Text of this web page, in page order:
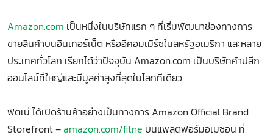
Amazon.com เป็นหนึ่งในบริษัทแรก ๆ ที่เริ่มพัฒนาช่องทางการ
ขายสินค้าบนอินเทอร์เน็ต หรืออีคอมเมิร์ซในสหรัฐอเมริกา และหลาย
ประเทศทั่วโลก เรียกได้ว่าปัจจุบัน Amazon.com เป็นบริษัทค้าปลีก
ออนไลน์ที่ใหญ่และมีมูลค่าสูงที่สุดในโลกทีเดียว
ฟิตเน่ ได้เปิดร้านค้าอย่างเป็นทางการ Amazon Official Brand
Storefront –amazon.com/fitne บนแพลตฟอร์มอเมซอน ที่